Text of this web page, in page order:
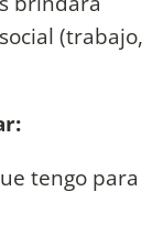
(trabajo,
tengo para